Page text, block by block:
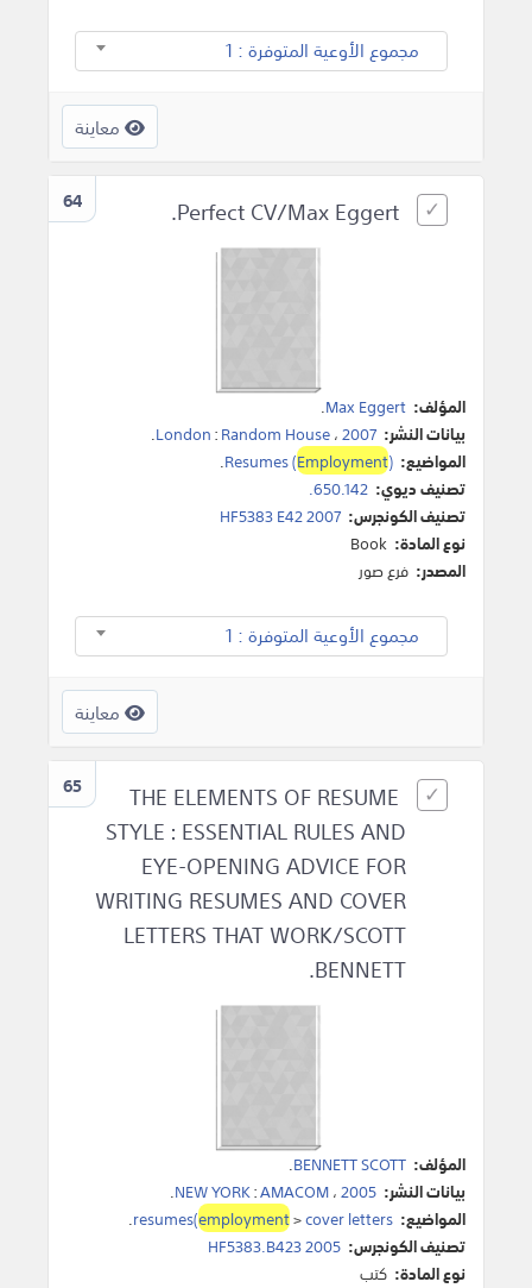
مجموع الأوعية المتوفرة : 1
معاينة
64
المؤلف: Max Eggert
.
بيانات النشر:
London:Random House،2007
.
المواضيع:
Resumes (Employment)
.
تصنيف ديوي: 650.142.
تصنيف الكونجرس: HF5383 E42 2007
نوع المادة: Book
المصدر: فرع صور
مجموع الأوعية المتوفرة : 1
معاينة
65
THE ELEMENTS OF RESUME
STYLE : ESSENTIAL RULES AND
EYE-OPENING ADVICE FOR
WRITING RESUMES AND COVER
LETTERS THAT WORK/SCOTT
BENNETT.
المؤلف: BENNETT SCOTT
.
بيانات النشر:
NEW YORK:AMACOM،2005
.
المواضيع:
resumes(employment>cover letters
.
تصنيف الكونجرس: HF5383.B423 2005
نوع المادة: كتب